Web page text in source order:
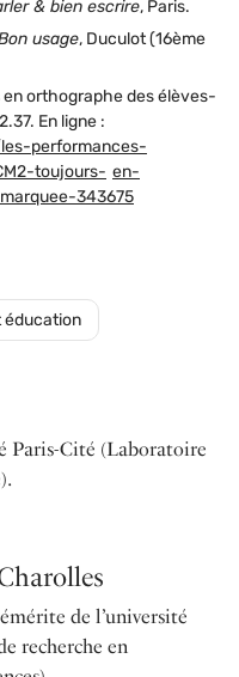
& bien escrire, Paris.
usage, Duculot (16ème
orthographe des élèves-
En ligne :
performances-
toujours- en-
343675
éducation
Paris-Cité (Laboratoire
de l’université
recherche en